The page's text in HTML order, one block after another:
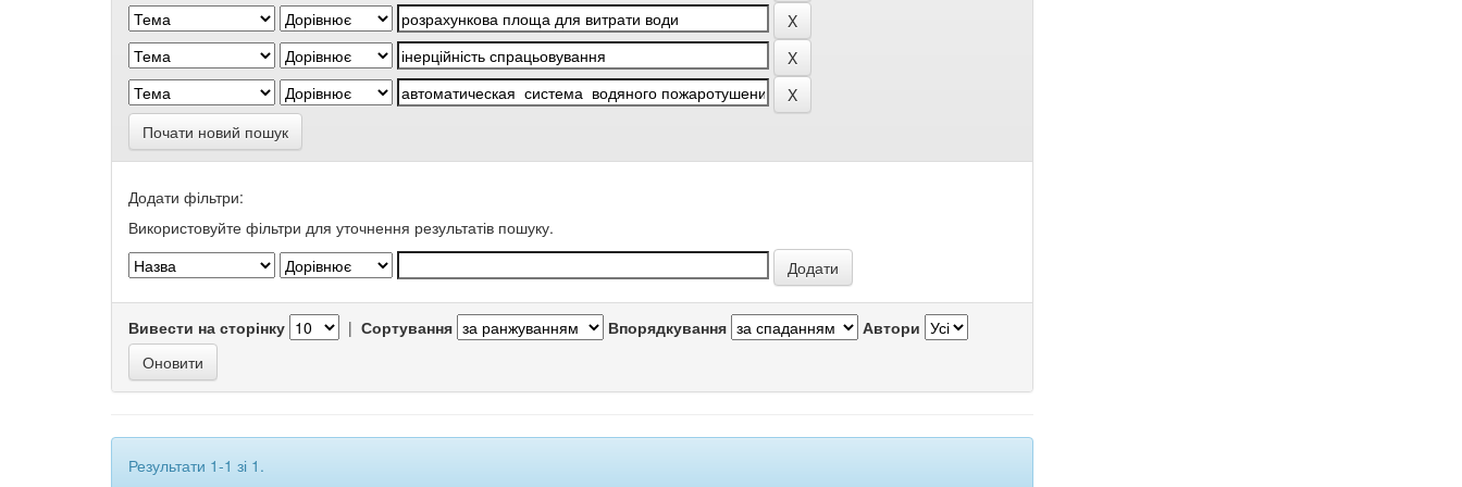
Почати новий пошук
Додати фільтри:
Використовуйте фільтри для уточнення результатів пошуку.
Вивести на сторінку | Сортування Впорядкування Автори
Результати 1-1 зі 1.